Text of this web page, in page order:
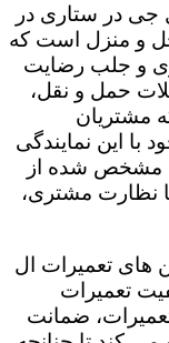
جی در ستاری در
و منزل است که
و جلب رضایت
حمل و نقل،
مشتریان
با این نمایندگی
مشخص شده از
نظارت مشتری،
های تعمیرات ال
تعمیرات
ضمانت